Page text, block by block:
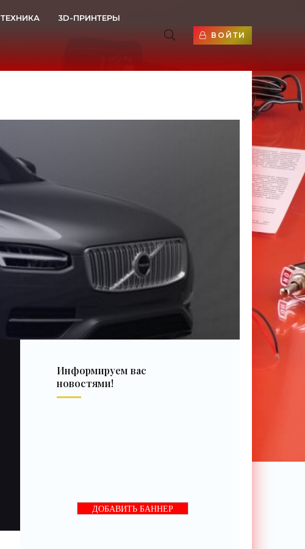
ТЕХНИКА 3D-ПРИНТЕРЫ
ВОЙТИ
Информируем вас
новостями!
ДОБАВИТЬ БАННЕР